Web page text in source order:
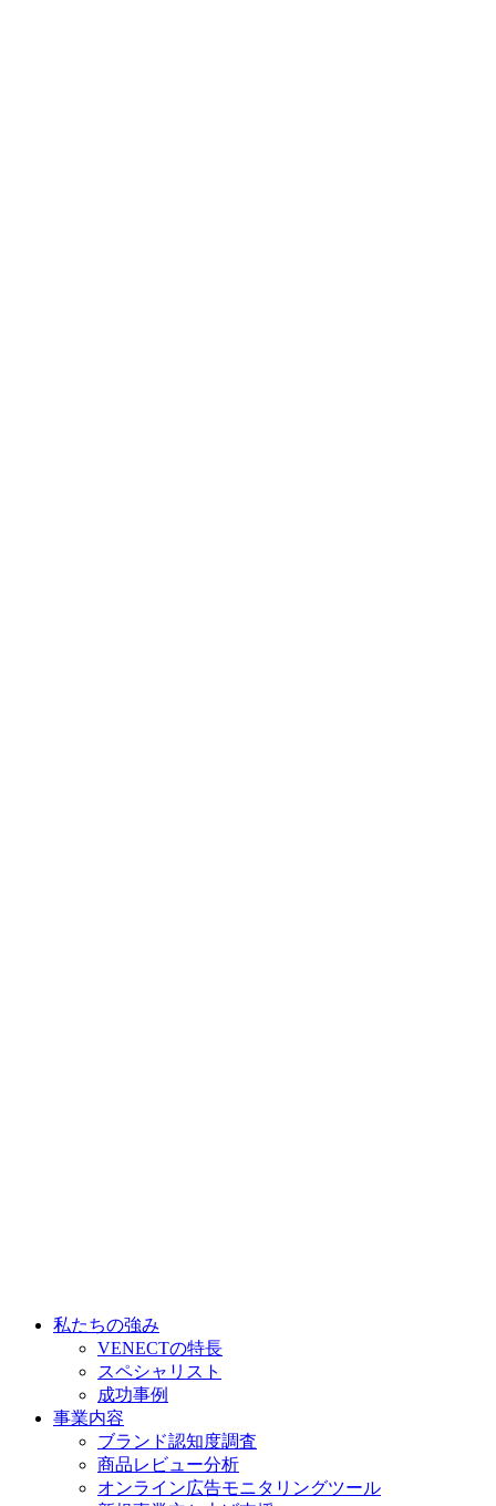
私たちの強み
VENECTの特長
スペシャリスト
成功事例
事業内容
ブランド認知度調査
商品レビュー分析
オンライン広告モニタリングツール